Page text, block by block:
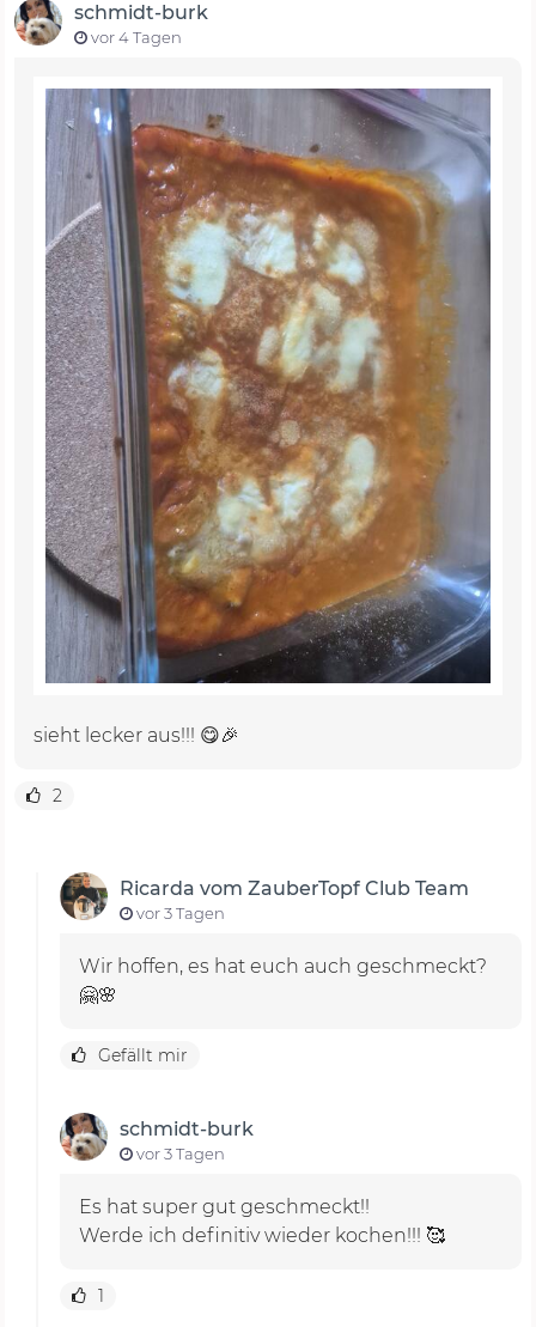
schmidt-burk
vor 4 Tagen
sieht lecker aus!!! 😋🎉
2
Ricarda vom ZauberTopf Club Team
vor 3 Tagen
Wir hoffen, es hat euch auch geschmeckt?
🤗🌸
Gefällt mir
schmidt-burk
vor 3 Tagen
Es hat super gut geschmeckt!!
Werde ich definitiv wieder kochen!!! 🥰
1